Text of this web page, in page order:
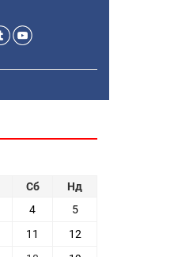
Сб
Нд
4
5
11
12